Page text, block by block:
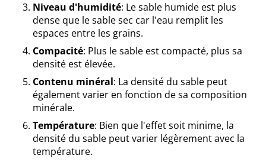
Niveau d'humidité: Le sable humide est plus
dense que le sable sec car l'eau remplit les
espaces entre les grains.
Compacité: Plus le sable est compacté, plus sa
densité est élevée.
Contenu minéral: La densité du sable peut
également varier en fonction de sa composition
minérale.
Température: Bien que l'effet soit minime, la
densité du sable peut varier légèrement avec la
température.